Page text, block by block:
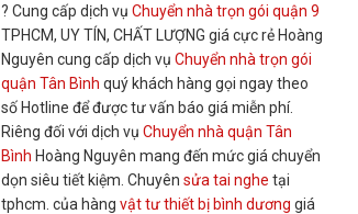
? Cung cấp dịch vụChuyển nhà trọn gói quận 9
TPHCM, UY TÍN, CHẤT LƯỢNG giá cực rẻ Hoàng
Nguyên cung cấp dịch vụChuyển nhà trọn gói
quận Tân Bình quý khách hàng gọi ngay theo
số Hotline để được tư vấn báo giá miễn phí.
Riêng đối với dịch vụChuyển nhà quận Tân
Bình Hoàng Nguyên mang đến mức giá chuyển
dọn siêu tiết kiệm. Chuyênsửa tai nghe tại
tphcm. của hàngvật tư thiết bị bình dương giá